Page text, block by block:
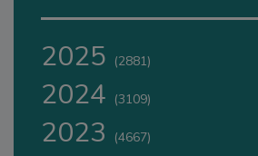
2025 (2881)
2024 (3109)
2023 (4667)